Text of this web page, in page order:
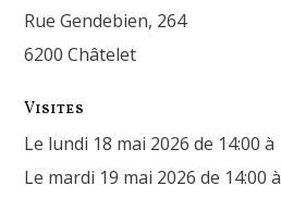
Rue Gendebien, 264
6200 Châtelet
Visites
Le lundi 18 mai 2026 de 14:00 à
Le mardi 19 mai 2026 de 14:00 à